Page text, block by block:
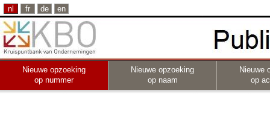
nl fr de en
Nieuwe opzoeking
op nummer
Nieuwe opzoeking
op naam
Nieuwe
op